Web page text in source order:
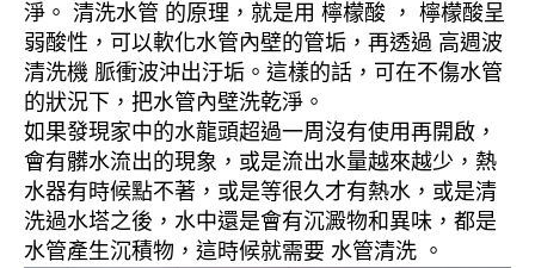
淨。 清洗水管 的原理，就是用 檸檬酸 ， 檸檬酸呈
弱酸性，可以軟化水管內壁的管垢，再透過 高週波
清洗機 脈衝波沖出汙垢。這樣的話，可在不傷水管
的狀況下，把水管內壁洗乾淨。
如果發現家中的水龍頭超過一周沒有使用再開啟，
會有髒水流出的現象，或是流出水量越來越少，熱
水器有時候點不著，或是等很久才有熱水，或是清
洗過水塔之後，水中還是會有沉澱物和異味，都是
水管產生沉積物，這時候就需要 水管清洗 。